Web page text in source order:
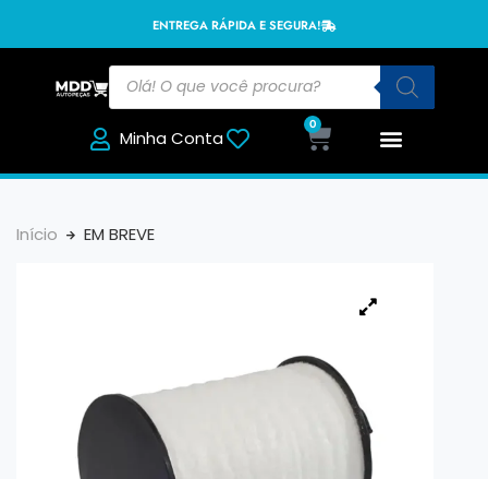
ENTREGA RÁPIDA E SEGURA!
Minha Conta
0
Início EM BREVE